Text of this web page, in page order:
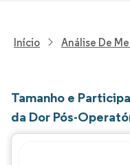
Início Análise De
Tamanho e
da Dor Pós-